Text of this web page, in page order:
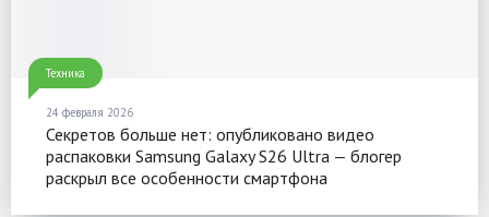
Техника
24 февраля 2026
Секретов больше нет: опубликовано видео
распаковки Samsung Galaxy S26 Ultra — блогер
раскрыл все особенности смартфона